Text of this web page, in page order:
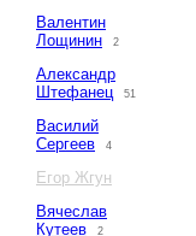
Валентин
Лощинин
2
Александр
Штефанец
51
Василий
Сергеев
4
Егор Жгун
Вячеслав
Кутеев
2